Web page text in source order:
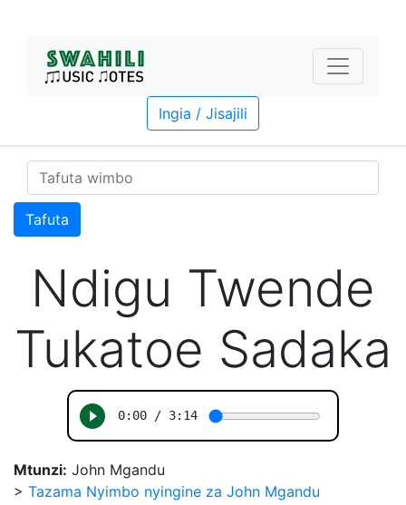
Ingia / Jisajili
Tafuta
Ndigu Twende
Tukatoe Sadaka
Mtunzi: John Mgandu
> Tazama Nyimbo nyingine za John Mgandu